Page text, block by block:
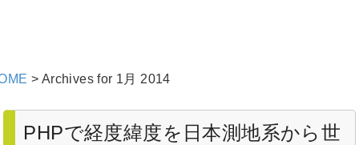
> Archives for 1月 2014
PHPで経度緯度を日本測地系から世